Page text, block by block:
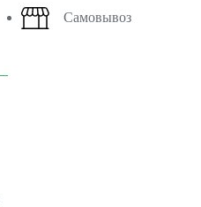
Самовывоз